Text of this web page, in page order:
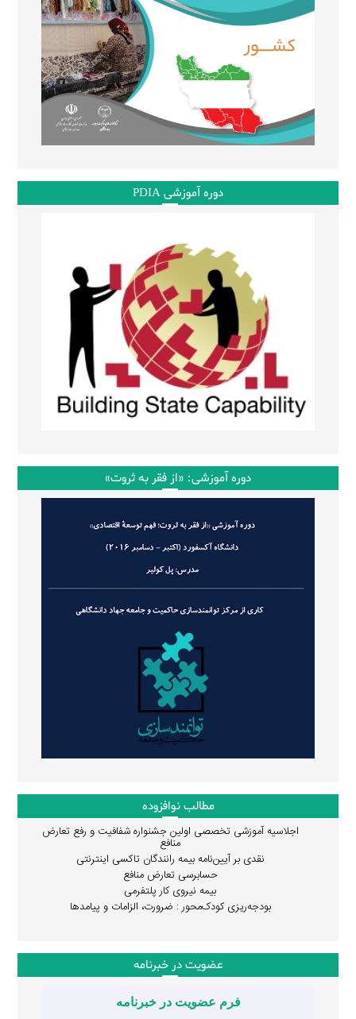
دوره آموزشی PDIA
دوره آموزشی: «از فقر به ثروت»
مطالب نوافزوده
اجلاسیه آموزشی تخصصی اولین جشنواره شفافیت و رفع تعارض
منافع
نقدی بر آیین‌نامه بیمه رانندگان تاکسی اینترنتی
حسابرسی تعارض منافع
بیمه نیروی کار پلتفرمی
بودجه‌ریزی کودک‌محور : ضرورت، الزامات و پیامدها
عضویت در خبرنامه
فرم عضویت در خبرنامه